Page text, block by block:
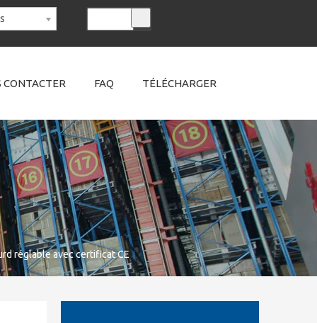
CONTACTER FAQ TÉLÉCHARGER
réglable avec certificat CE